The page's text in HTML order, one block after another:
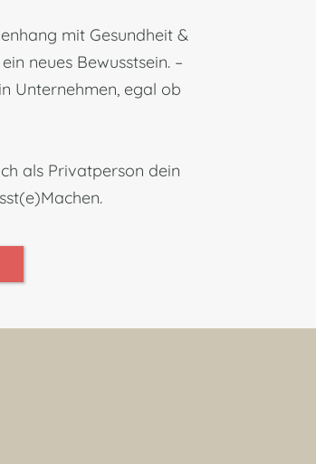
mit Gesundheit &
neues Bewusstsein. –
Unternehmen, egal ob
als Privatperson dein